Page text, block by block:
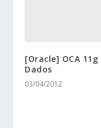
[Oracle] OCA
Dados
03/04/2012